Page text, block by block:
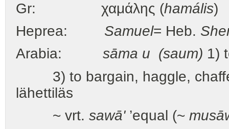
Gr: χαμάλης (hamális)
Heprea: Samuel= Heb.
Arabia: sāma u (saum) 1)
3) to bargain, haggle,
lähettiläs
~ vrt. sawā'’equal (~